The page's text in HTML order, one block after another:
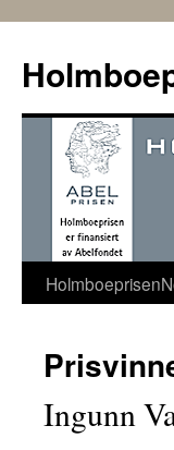
innhold
Holmboeprisen
Ingunn